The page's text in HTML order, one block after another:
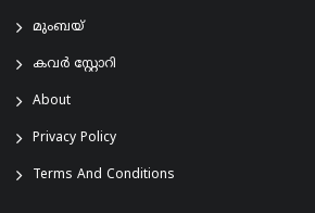
മുംബയ്
കവർ സ്റ്റോറി
About
Privacy Policy
Terms And Conditions